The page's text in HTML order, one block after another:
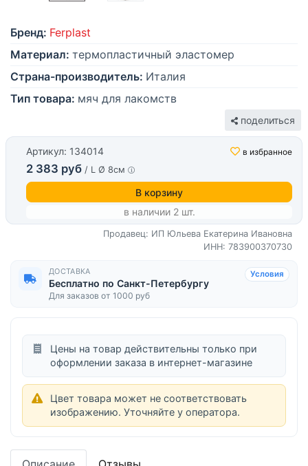
Бренд: Ferplast
Материал: термопластичный эластомер
Страна-производитель: Италия
Тип товара: мяч для лакомств
поделиться
Артикул: 134014 в избранное
2 383 руб / L Ø 8см
В корзину
в наличии 2 шт.
Продавец: ИП Юльева Екатерина Ивановна
ИНН: 783900370730
ДОСТАВКА
Бесплатно по Санкт-Петербургу
Для заказов от 1000 руб
Условия
Цены на товар действительны только при
оформлении заказа в интернет-магазине
Цвет товара может не соответствовать
изображению. Уточняйте у оператора.